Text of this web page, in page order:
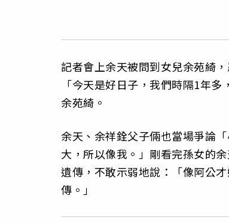
記者會上余天被問到女兒余苑綺
「今天是好日子，我們時隔1年
余苑綺。
余天、余祥銓父子倆也當場爭論
大，所以像我。」剛看完孫女的
遺傳，不敢示弱地說：「像阿公
傳。」